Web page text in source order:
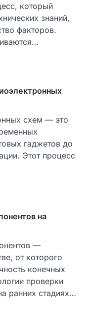
который
знаний,
факторов.
схем — это
гаджетов до
Этот процесс
на
—
от которого
конечных
проверки
ранних стадиях…